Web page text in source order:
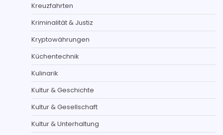
Kreuzfahrten
Kriminalität & Justiz
Kryptowährungen
Küchentechnik
Kulinarik
Kultur & Geschichte
Kultur & Gesellschaft
Kultur & Unterhaltung